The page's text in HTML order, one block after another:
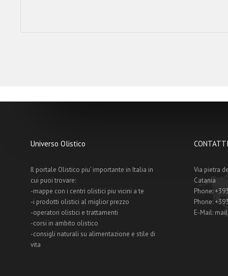
Universo Olistico
Il portale Olistico piu' importante in Italia in
cui puoi trovare:
-mappe con i centri olistici piu vicini a te
-i prodotti olistici al miglior prezzo
-operatori olistici e trattamenti
-corsi in ambito olistico
-consigli naturali su alimentazione e stile di
vita
Via pietra
Catania
Phone:
Phone:
E-Mail: